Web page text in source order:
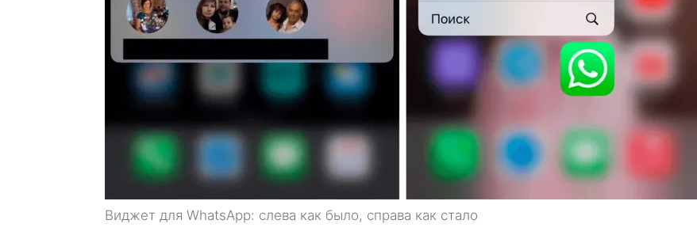
Виджет для WhatsApp: слева как было, справа как стало